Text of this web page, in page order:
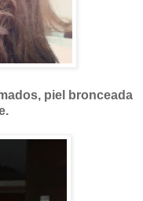
piel bronceada